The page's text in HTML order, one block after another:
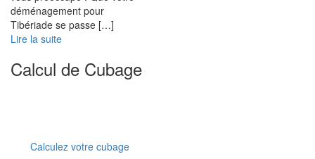
déménagement pour
Tibériade se passe […]
Lire la suite
Calcul de Cubage
Calculez votre cubage